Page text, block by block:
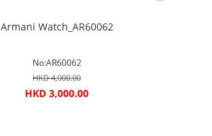
Armani Watch_AR60062
No:AR60062
HKD 4,000.00
HKD 3,000.00